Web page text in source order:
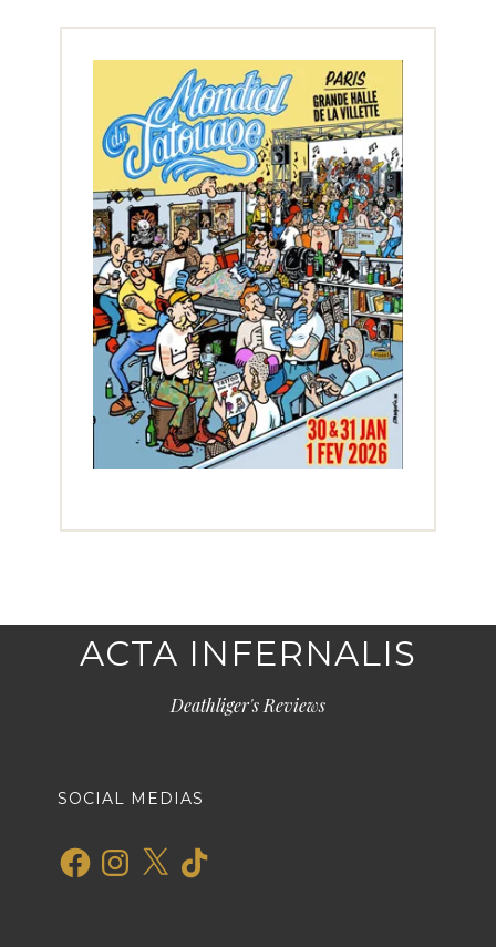
ACTA INFERNALIS
Deathliger's Reviews
SOCIAL MEDIAS
FacebookInstagram
X TikTok